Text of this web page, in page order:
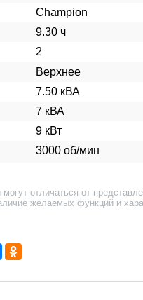
Champion
9.30 ч
2
Верхнее
7.50 кВА
7 кВА
9 кВт
3000 об/мин
отличаться от
желаемых функций и